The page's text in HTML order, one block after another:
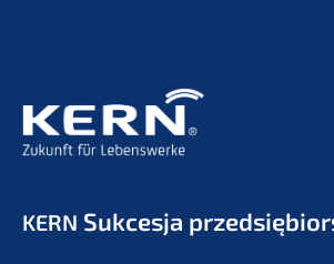
KERN Sukces­ja